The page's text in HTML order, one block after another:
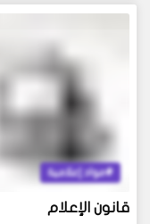
مواد إعلامية
قانون الإعلام